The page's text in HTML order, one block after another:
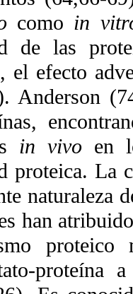
como in
de las
el efecto
Anderson
in vivo en
proteica. La
naturaleza
han
proteína